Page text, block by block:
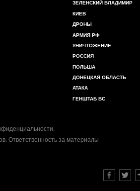
ЗЕЛЕНСКИЙ ВЛАДИМИР
КИЕВ
ДРОНЫ
АРМИЯ РФ
УНИЧТОЖЕНИЕ
РОССИЯ
ПОЛЬША
ДОНЕЦКАЯ ОБЛАСТЬ
АТАКА
ГЕНШТАБ ВС
.
Ответственность за материалы